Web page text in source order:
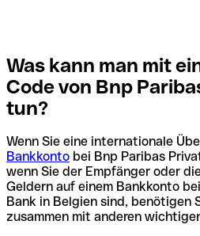
Was kann man mit
Code von Bnp
tun?
Wenn Sie eine internationale
Bankkonto bei Bnp Paribas
wenn Sie der Empfänger oder
Geldern auf einem Bankkonto
Bank in Belgien sind, benötigen
zusammen mit anderen